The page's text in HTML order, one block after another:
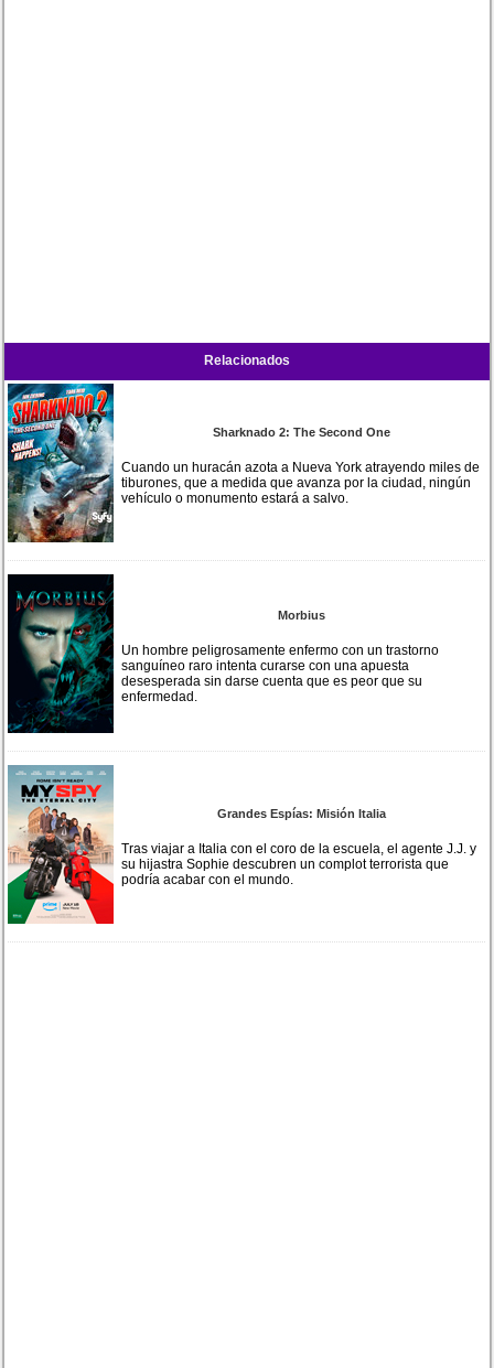
Relacionados
Sharknado 2: The Second One
Cuando un huracán azota a Nueva York atrayendo miles de
tiburones, que a medida que avanza por la ciudad, ningún
vehículo o monumento estará a salvo.
Morbius
Un hombre peligrosamente enfermo con un trastorno
sanguíneo raro intenta curarse con una apuesta
desesperada sin darse cuenta que es peor que su
enfermedad.
Grandes Espías: Misión Italia
Tras viajar a Italia con el coro de la escuela, el agente J.J. y
su hijastra Sophie descubren un complot terrorista que
podría acabar con el mundo.